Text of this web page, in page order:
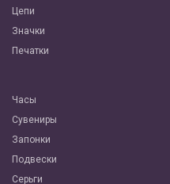
Цепи
Значки
Печатки
Часы
Сувениры
Запонки
Подвески
Серьги